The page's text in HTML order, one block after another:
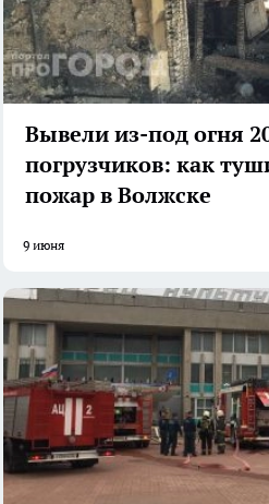
Вывели из-под огня
погрузчиков: как
пожар в Волжске
9 июня